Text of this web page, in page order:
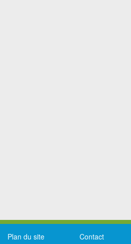
Plan du site Contact